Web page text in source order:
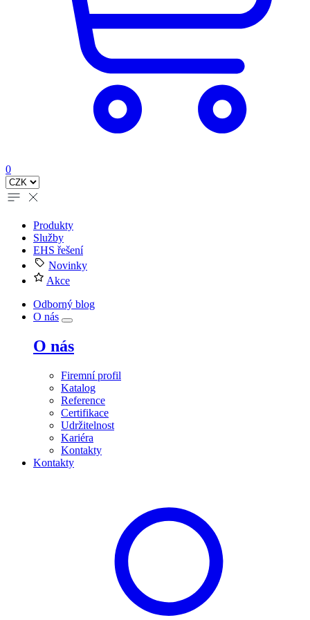
0
Produkty
Služby
EHS řešení
Novinky
Akce
Odborný blog
O nás
O nás
Firemní profil
Katalog
Reference
Certifikace
Udržitelnost
Kariéra
Kontakty
Kontakty